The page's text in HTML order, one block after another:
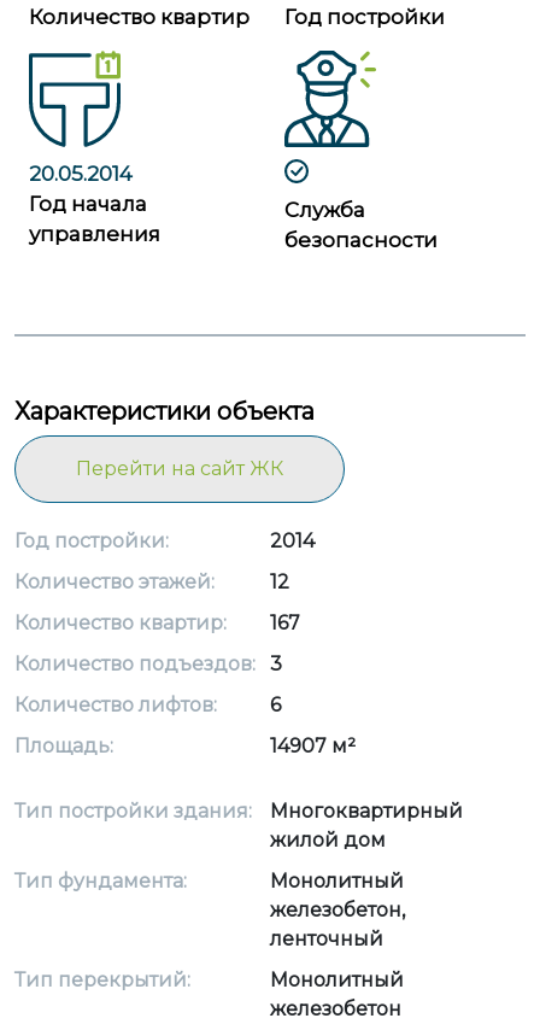
Количество квартир
Год постройки
20.05.2014
Год начала
управления
Служба
безопасности
Характеристики объекта
Перейти на сайт ЖК
Год постройки:
2014
Количество этажей:
12
Количество квартир:
167
Количество подъездов:
3
Количество лифтов:
6
Площадь:
14907 м²
Тип постройки здания:
Многоквартирный
жилой дом
Тип фундамента:
Монолитный
железобетон,
ленточный
Тип перекрытий:
Монолитный
железобетон